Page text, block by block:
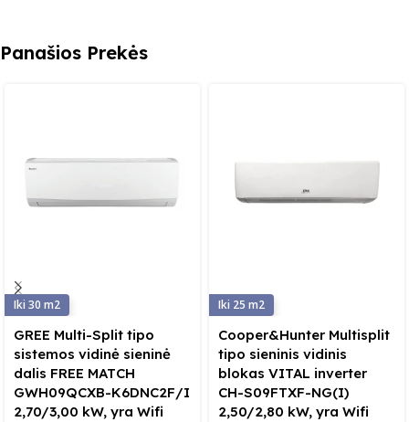
Panašios Prekės
30
GREE Multi-Split tipo
sistemos vidinė sieninė
dalis FREE MATCH
GWH09QCXB-K6DNC2F/I
2,70/3,00 kW, yra Wifi
25
Cooper&Hunter Multisplit
tipo sieninis vidinis
blokas VITAL inverter
CH-S09FTXF-NG(I)
2,50/2,80 kW, yra Wifi